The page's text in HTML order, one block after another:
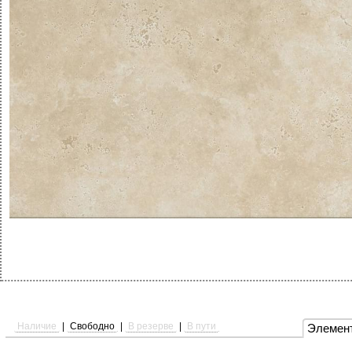
Наличие Свободно В резерве В пути